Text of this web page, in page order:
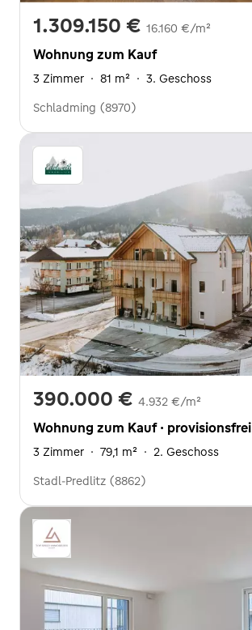
1.309.150 € 16.160 €/m²
Wohnung zum Kauf
3 Zimmer · 81 m² · 3. Geschoss
Schladming (8970)
390.000 € 4.932 €/m²
Wohnung zum Kauf · provisionsfrei
3 Zimmer · 79,1 m² · 2. Geschoss
Stadl-Predlitz (8862)